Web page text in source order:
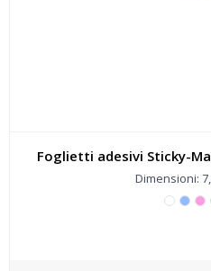
Foglietti adesivi Sticky-
Dimensioni: